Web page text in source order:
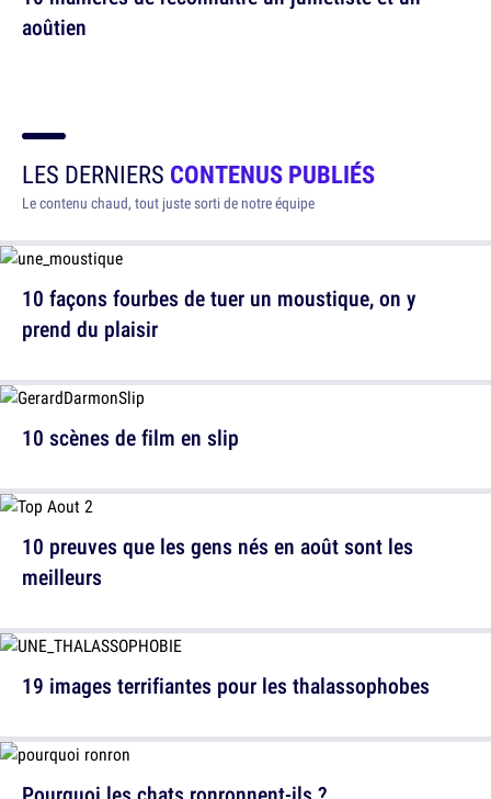
aoûtien
LES DERNIERS CONTENUS PUBLIÉS
Le contenu chaud, tout juste sorti de notre équipe
10 façons fourbes de tuer un moustique, on y
prend du plaisir
10 preuves que les gens nés en août sont les
meilleurs
10 scènes de film en slip
19 images terrifiantes pour les thalassophobes